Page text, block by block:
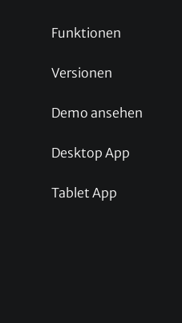
Funktionen
Versionen
Demo ansehen
Desktop App
Tablet App